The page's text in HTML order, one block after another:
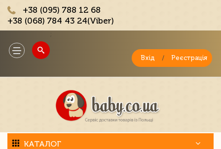
+38 (095) 788 12 68
+38 (068) 784 43 24(Viber)
Toggle
navigation
Вхід / Реєстрація
КАТАЛОГ